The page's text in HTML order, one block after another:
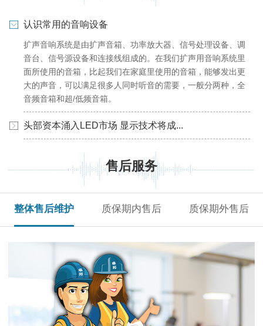
认识常用的音响设备
扩声音响系统是由扩声音箱、功率放大器、信号处理设备、调
音台、信号源设备和连接线组成的。在我们扩声用音响系统里
面所使用的音箱，比起我们在家庭里使用的音箱，能够发出更
大的声音，可以满足很多人同时听音的需要，一般分两种，全
音频音箱和超/低频音箱。
头部资本涌入LED市场 显示技术将成...
售后服务
整体售后维护 质保期内售后 质保期外售后